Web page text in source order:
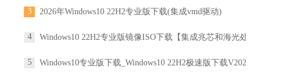
3 2026年Windows10 22H2专业版下载(集成vmd驱动)
4 Windows10 22H2专业版镜像ISO下载【集成兆芯和海光处
5 Windows10专业版下载_Windows10 22H2极速版下载V2025(